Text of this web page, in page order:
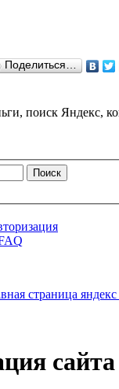
поиск Яндекс,
страница
Поделиться…